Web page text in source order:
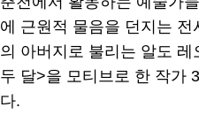
에 근원적 물음을 던지는
의 아버지로 불리는 알도
두 달>을 모티브로 한 작가
다.